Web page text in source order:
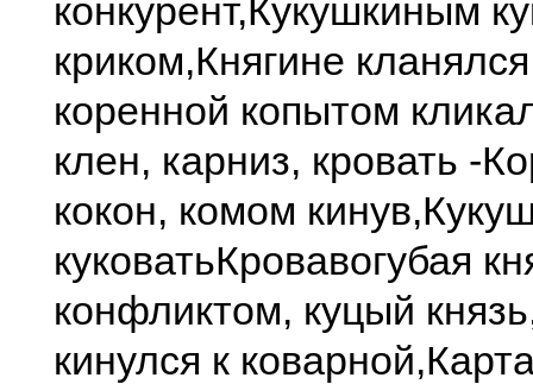
конкурент,Кукушкиным
криком,Княгине
коренной копытом
клен, карниз, кровать -
кокон, комом кинув,
куковатьКровавогубая
конфликтом, куцый
кинулся к коварной,